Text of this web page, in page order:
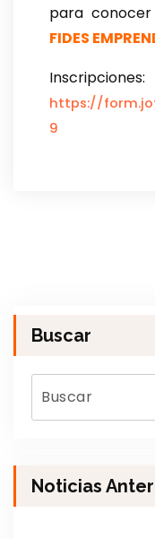
para
FIDES
Inscripciones:
https://
9
Buscar
Noticias